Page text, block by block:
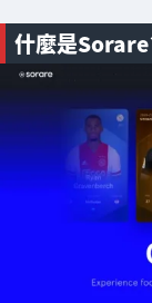
什麼是Sorare